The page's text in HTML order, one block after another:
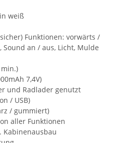
weiß
Funktionen: vorwärts /
an / aus, Licht, Mulde
7,4V)
und Radlader genutzt
/ USB)
/ gummiert)
aller Funktionen
Kabinenausbau